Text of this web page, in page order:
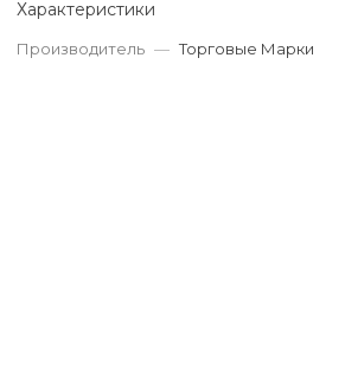
Характеристики
Производитель — Торговые Марки